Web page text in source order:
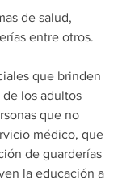
de salud,
entre otros.
que brinden
los adultos
que no
médico, que
de guarderías
la educación a